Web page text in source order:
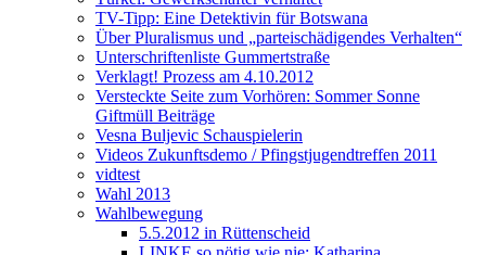
TV-Tipp: Eine Detektivin für Botswana
Über Pluralismus und „parteischädigendes Verhalten“
Unterschriftenliste Gummertstraße
Verklagt! Prozess am 4.10.2012
Versteckte Seite zum Vorhören: Sommer Sonne
Giftmüll Beiträge
Vesna Buljevic Schauspielerin
Videos Zukunftsdemo / Pfingstjugendtreffen 2011
vidtest
Wahl 2013
Wahlbewegung
5.5.2012 in Rüttenscheid